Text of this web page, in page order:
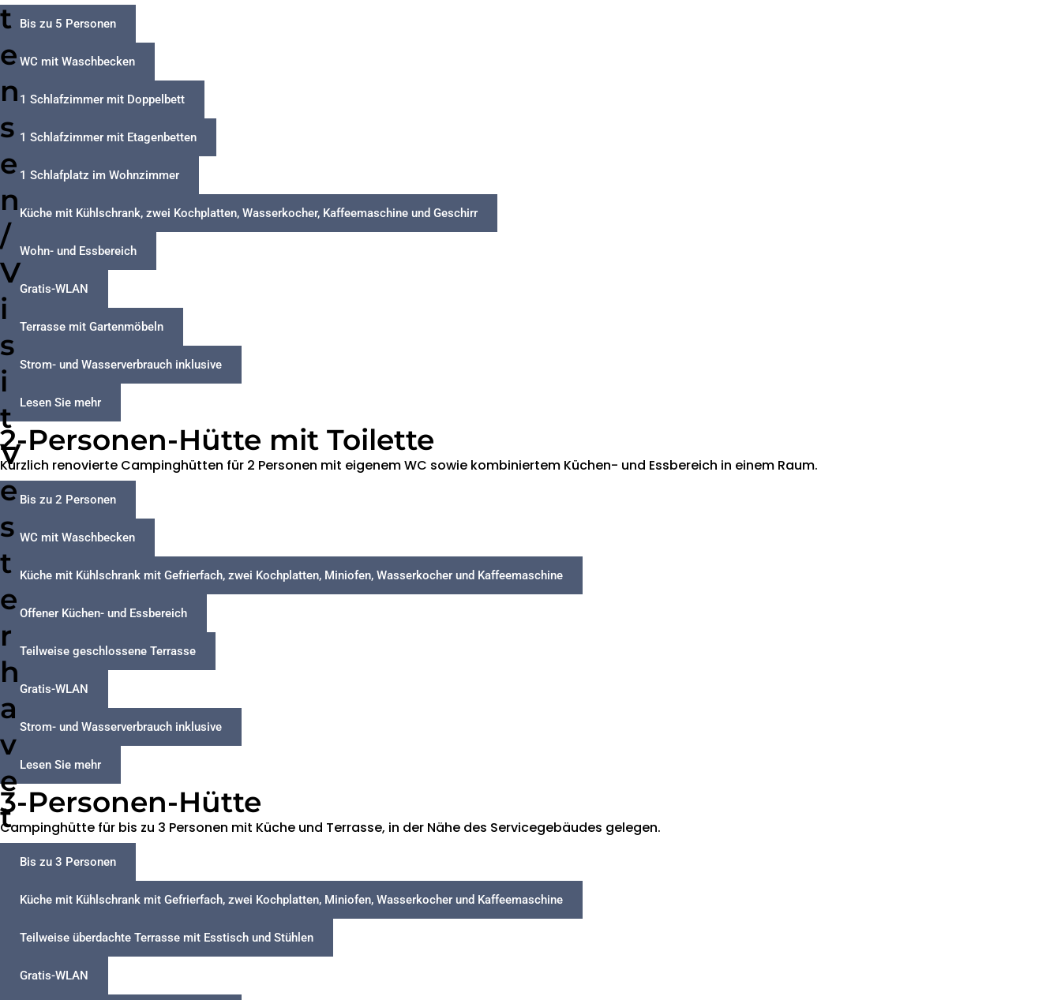
t
e
n
s
e
n
/
V
i
s
i
t
V
e
s
t
e
r
h
a
v
e
t
Bis zu 5 Personen
WC mit Waschbecken
1 Schlafzimmer mit Doppelbett
1 Schlafzimmer mit Etagenbetten
1 Schlafplatz im Wohnzimmer
Küche mit Kühlschrank, zwei Kochplatten, Wasserkocher, Kaffeemaschine und Geschirr
Wohn- und Essbereich
Gratis-WLAN
Terrasse mit Gartenmöbeln
Strom- und Wasserverbrauch inklusive
Lesen Sie mehr
2-Personen-Hütte mit Toilette
Kürzlich renovierte Campinghütten für 2 Personen mit eigenem WC sowie kombiniertem Küchen- und Essbereich in einem Raum.
Bis zu 2 Personen
WC mit Waschbecken
Küche mit Kühlschrank mit Gefrierfach, zwei Kochplatten, Miniofen, Wasserkocher und Kaffeemaschine
Offener Küchen- und Essbereich
Teilweise geschlossene Terrasse
Gratis-WLAN
Strom- und Wasserverbrauch inklusive
Lesen Sie mehr
3-Personen-Hütte
Campinghütte für bis zu 3 Personen mit Küche und Terrasse, in der Nähe des Servicegebäudes gelegen.
Bis zu 3 Personen
Küche mit Kühlschrank mit Gefrierfach, zwei Kochplatten, Miniofen, Wasserkocher und Kaffeemaschine
Teilweise überdachte Terrasse mit Esstisch und Stühlen
Gratis-WLAN